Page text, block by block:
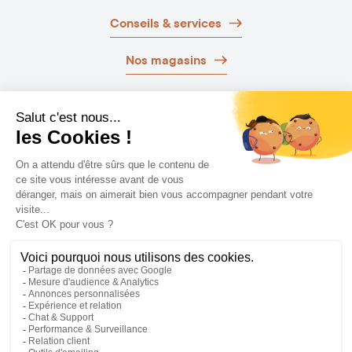
Conseils & services
Nos magasins
Nos brochures
Guide d’achat
Newsletter
Laissez-vous guider
NOS EXPERTS VOUS AIDENT